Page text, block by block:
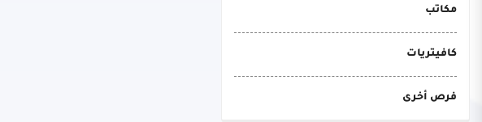
مكاتب
كافيتريات
فرص أخرى